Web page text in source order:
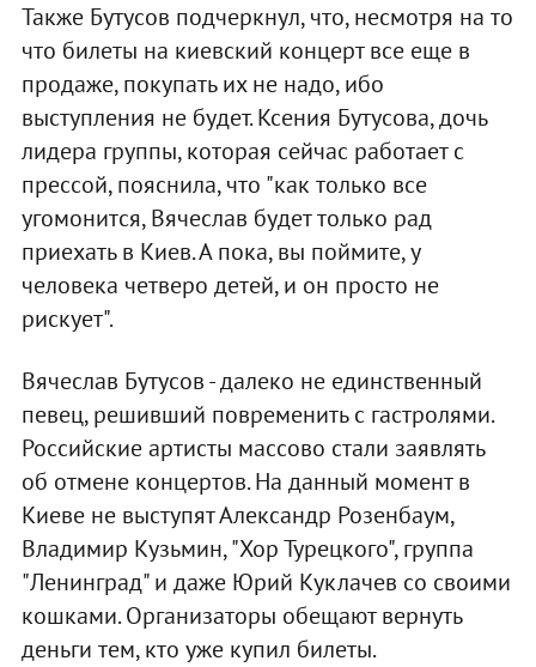
Также Бутусов подчеркнул, что, несмотря на то
что билеты на киевский концерт все еще в
продаже, покупать их не надо, ибо
выступления не будет. Ксения Бутусова, дочь
лидера группы, которая сейчас работает с
прессой, пояснила, что "как только все
угомонится, Вячеслав будет только рад
приехать в Киев. А пока, вы поймите, у
человека четверо детей, и он просто не
рискует".
Вячеслав Бутусов - далеко не единственный
певец, решивший повременить с гастролями.
Российские артисты массово стали заявлять
об отмене концертов. На данный момент в
Киеве не выступят Александр Розенбаум,
Владимир Кузьмин, "Хор Турецкого", группа
"Ленинград" и даже Юрий Куклачев со своими
кошками. Организаторы обещают вернуть
деньги тем, кто уже купил билеты.